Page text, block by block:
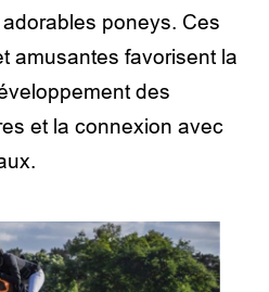
poneys. Ces
amusantes favorisent la
des
et la connexion avec